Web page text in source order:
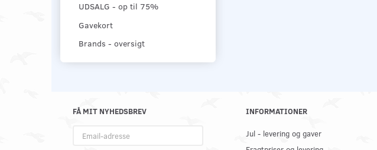
UDSALG - op til 75%
Gavekort
Brands - oversigt
FÅ MIT NYHEDSBREV
adresse
INFORMATIONER
Jul - levering og gaver